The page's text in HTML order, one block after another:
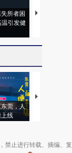
所者困
温引发健
视线｜
东莞，人
线
【推广】走
止进行转载、摘编、复